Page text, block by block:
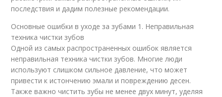
последствия и дадим полезные рекомендации.
Основные ошибки в уходе за зубами 1. Неправильная
техника чистки зубов
Одной из самых распространенных ошибок является
неправильная техника чистки зубов. Многие люди
используют слишком сильное давление, что может
привести к истончению эмали и повреждению десен.
Также важно чистить зубы не менее двух минут, уделяя